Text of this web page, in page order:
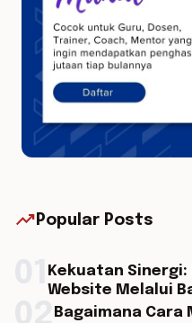
trending_up Popular Posts
Kekuatan
Website Melalui
Bagaimana Cara